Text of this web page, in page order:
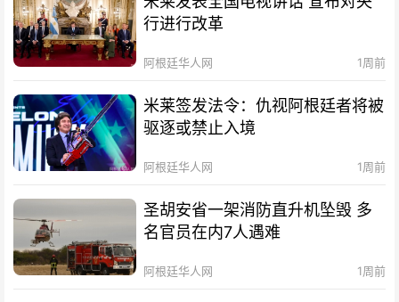
行进行改革
阿根廷华人网 1周前
米莱签发法令：仇视阿根廷者将被
驱逐或禁止入境
阿根廷华人网 1周前
圣胡安省一架消防直升机坠毁 多
名官员在内7人遇难
阿根廷华人网 1周前